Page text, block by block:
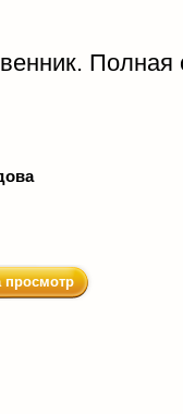
Полная
просмотр